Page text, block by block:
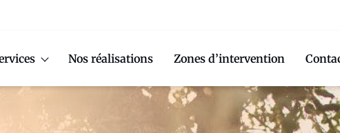
Nos réalisations Zones d’intervention